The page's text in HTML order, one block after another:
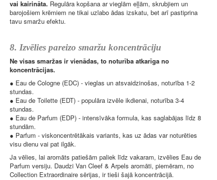
vai kairināta. Regulāra kopšana ar vieglām eļļām, skrubjiem un
barojošiem krēmiem ne tikai uzlabo ādas izskatu, bet arī pastiprina
tavu smaržu efektu.
8. Izvēlies pareizo smaržu koncentrāciju
Ne visas smaržas ir vienādas, to noturība atkarīga no
koncentrācijas.
● Eau de Cologne (EDC) - vieglas un atsvaidzinošas, noturība 1-2
stundas.
● Eau de Toilette (EDT) - populāra izvēle ikdienai, noturība 3-4
stundas.
● Eau de Parfum (EDP) - intensīvāka formula, kas saglabājas līdz 8
stundām.
● Parfum - viskoncentrētākais variants, kas uz ādas var noturēties
visu dienu vai pat ilgāk.
Ja vēlies, lai aromāts patiešām paliek līdz vakaram, izvēlies Eau de
Parfum versiju. Daudzi Van Cleef & Arpels aromāti, piemēram, no
Collection Extraordinaire sērijas, ir tieši šajā koncentrācijā.